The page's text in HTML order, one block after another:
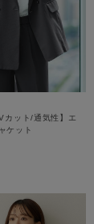
カット/通気性】エ
ケット